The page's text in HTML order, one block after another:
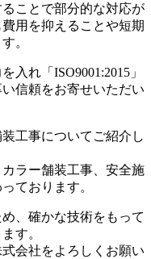
ことで部分的な対応が
用を抑えることや短期
。
入れ「ISO9001:2015」
信頼をお寄せいただい
工事についてご紹介し
ラー舗装工事、安全施
ております。
、確かな技術をもって
す。
会社をよろしくお願い